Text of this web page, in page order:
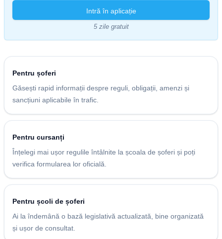
Intră în aplicație
5 zile gratuit
Pentru șoferi
Găsești rapid informații despre reguli, obligații, amenzi și
sancțiuni aplicabile în trafic.
Pentru cursanți
Înțelegi mai ușor regulile întâlnite la școala de șoferi și poți
verifica formularea lor oficială.
Pentru școli de șoferi
Ai la îndemână o bază legislativă actualizată, bine organizată
și ușor de consultat.